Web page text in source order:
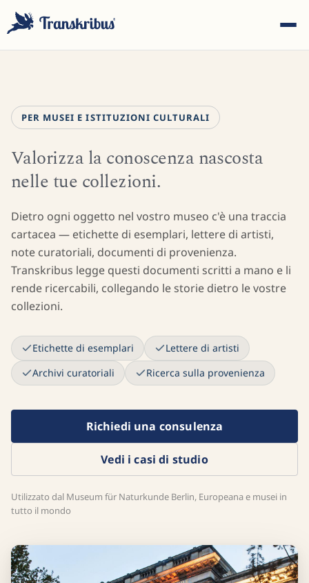
Inizia a digitare per cercare tra modelli, sites e articoli del
blog...
PER MUSEI E ISTITUZIONI CULTURALI
Valorizza la conoscenza nascosta
nelle tue collezioni.
Dietro ogni oggetto nel vostro museo c'è una traccia
cartacea — etichette di esemplari, lettere di artisti,
note curatoriali, documenti di provenienza.
Transkribus legge questi documenti scritti a mano e li
rende ricercabili, collegando le storie dietro le vostre
collezioni.
Etichette di esemplari
Lettere di artisti
Archivi curatoriali
Ricerca sulla provenienza
Richiedi una consulenza
Vedi i casi di studio
Utilizzato dal Museum für Naturkunde Berlin, Europeana e musei in
tutto il mondo